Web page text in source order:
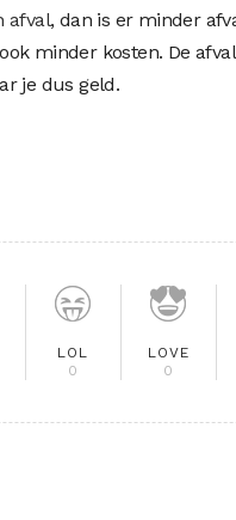
afval, dan is er minder
minder kosten. De
je dus geld.
LOL
0
LOVE
0